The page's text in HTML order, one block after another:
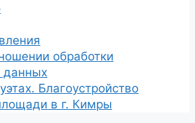
обработки
данных
Благоустройство
в г. Кимры